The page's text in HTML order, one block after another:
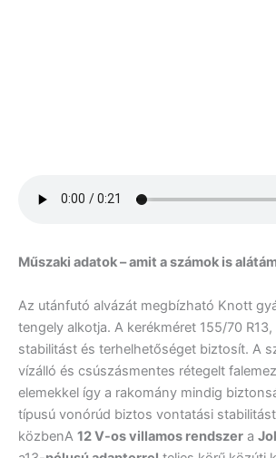
Műszaki adatok – amit a számok is
Az utánfutó alvázát megbízható Knott
tengely alkotja. A kerékméret 155/70
stabilitást és terhelhetőséget biztosít. A
vízálló és csúszásmentes rétegelt
elemekkel így a rakomány mindig
típusú vonórúd biztos vontatási
közbenA 12 V-os villamos rendszer a